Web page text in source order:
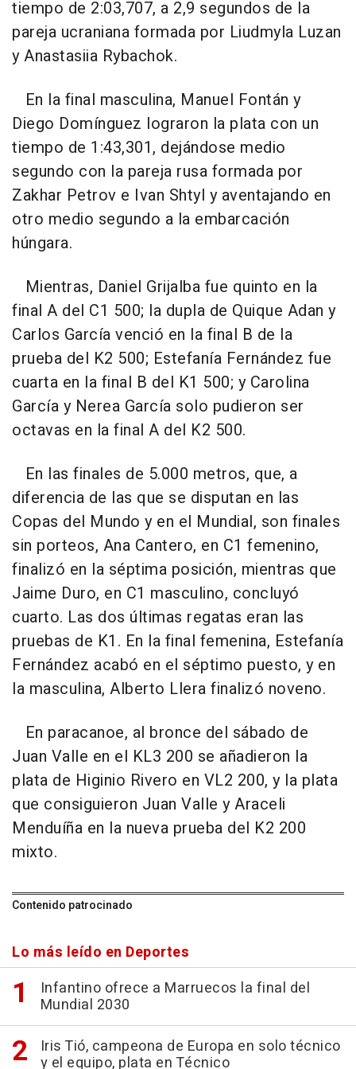
tiempo de 2:03,707, a 2,9 segundos de la
pareja ucraniana formada por Liudmyla Luzan
y Anastasiia Rybachok.
En la final masculina, Manuel Fontán y
Diego Domínguez lograron la plata con un
tiempo de 1:43,301, dejándose medio
segundo con la pareja rusa formada por
Zakhar Petrov e Ivan Shtyl y aventajando en
otro medio segundo a la embarcación
húngara.
Mientras, Daniel Grijalba fue quinto en la
final A del C1 500; la dupla de Quique Adan y
Carlos García venció en la final B de la
prueba del K2 500; Estefanía Fernández fue
cuarta en la final B del K1 500; y Carolina
García y Nerea García solo pudieron ser
octavas en la final A del K2 500.
En las finales de 5.000 metros, que, a
diferencia de las que se disputan en las
Copas del Mundo y en el Mundial, son finales
sin porteos, Ana Cantero, en C1 femenino,
finalizó en la séptima posición, mientras que
Jaime Duro, en C1 masculino, concluyó
cuarto. Las dos últimas regatas eran las
pruebas de K1. En la final femenina, Estefanía
Fernández acabó en el séptimo puesto, y en
la masculina, Alberto Llera finalizó noveno.
En paracanoe, al bronce del sábado de
Juan Valle en el KL3 200 se añadieron la
plata de Higinio Rivero en VL2 200, y la plata
que consiguieron Juan Valle y Araceli
Menduíña en la nueva prueba del K2 200
mixto.
Contenido patrocinado
Lo más leído en Deportes
Infantino ofrece a Marruecos la final del
Mundial 2030
Iris Tió, campeona de Europa en solo técnico
y el equipo, plata en Técnico